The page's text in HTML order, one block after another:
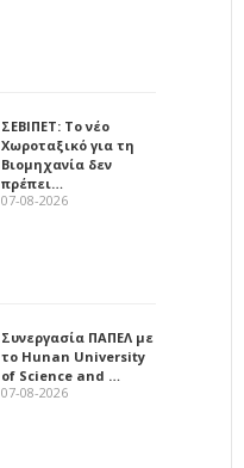
ΣΕΒΙΠΕΤ: Το νέο
Χωροταξικό για τη
Βιομηχανία δεν
πρέπει…
07-08-2026
Συνεργασία ΠΑΠΕΛ με
το Hunan University
of Science and …
07-08-2026